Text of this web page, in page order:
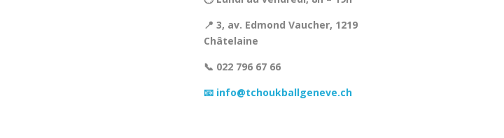
📍 3, av. Edmond Vaucher, 1219
Châtelaine
📞 022 796 67 66
📧 info@tchoukballgeneve.ch